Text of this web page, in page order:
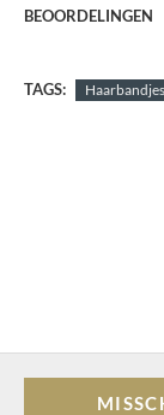
BEOORDELINGEN
TAGS: Haarbandjes